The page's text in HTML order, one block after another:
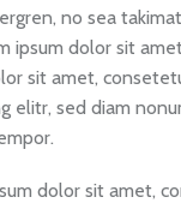
no sea
ipsum dolor sit
sit amet,
elitr, sed diam
dolor sit amet,